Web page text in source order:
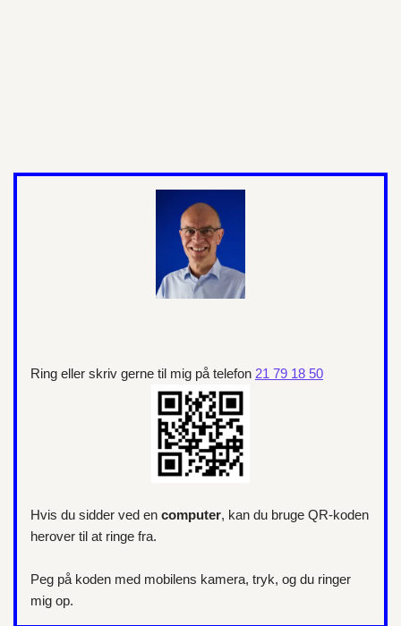
Ring eller skriv gerne til mig på telefon 21 79 18 50
Hvis du sidder ved en computer, kan du bruge QR-koden
herover til at ringe fra.
Peg på koden med mobilens kamera, tryk, og du ringer
mig op.